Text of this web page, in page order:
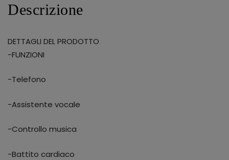
Descrizione
DETTAGLI DEL PRODOTTO
-FUNZIONI
-Telefono
-Assistente vocale
-Controllo musica
-Battito cardiaco